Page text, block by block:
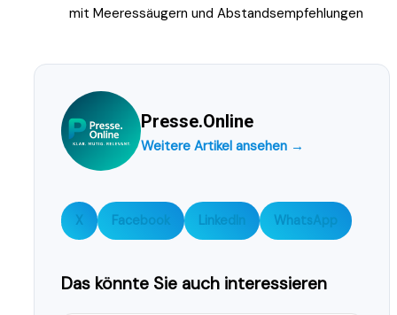
mit Meeressäugern und Abstandsempfehlungen
Presse.Online
Weitere Artikel ansehen →
X Facebook LinkedIn WhatsApp
Das könnte Sie auch interessieren